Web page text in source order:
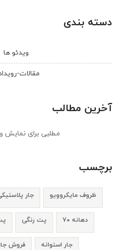
دسته بندی
ویدئو ها
مقالات-
آخرین مطالب
مطلبی برای نمایش
برچسب
جار ظروف مایکروویو
پت رنگی دهانه ۷۰
فروش جار استوانه